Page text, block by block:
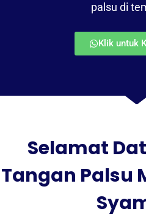
palsu di
Klik untuk
Selamat
Tangan Palsu